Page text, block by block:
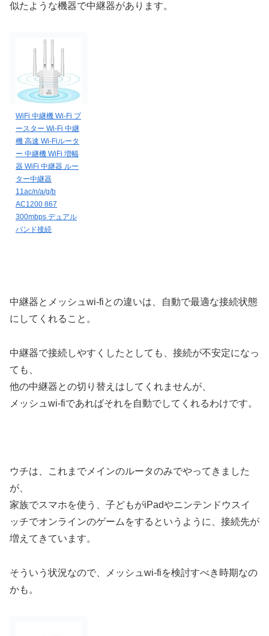
似たような機器で中継器があります。
WiFi 中継機 Wi-Fi ブ
ースター Wi-Fi 中継
機 高速 Wi-Fiルータ
ー 中継機 WiFi 増幅
器 WiFi 中継器 ルー
ター中継器
11ac/n/a/g/b
AC1200 867
300mbps デュアル
バンド接続
中継器とメッシュwi-fiとの違いは、自動で最適な接続状態
にしてくれること。
中継器で接続しやすくしたとしても、接続が不安定になっ
ても、
他の中継器との切り替えはしてくれませんが、
メッシュwi-fiであればそれを自動でしてくれるわけです。
ウチは、これまでメインのルータのみでやってきました
が、
家族でスマホを使う、子どもがiPadやニンテンドウスイ
ッチでオンラインのゲームをするというように、接続先が
増えてきています。
そういう状況なので、メッシュwi-fiを検討すべき時期なの
かも。